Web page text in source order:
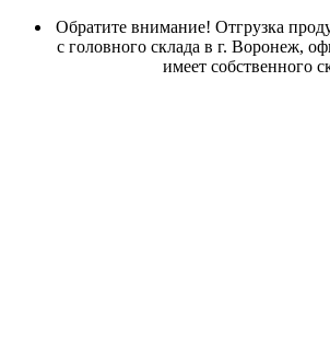
Обратите внимание! Отгрузка
с головного склада в г. Воронеж,
имеет собственного